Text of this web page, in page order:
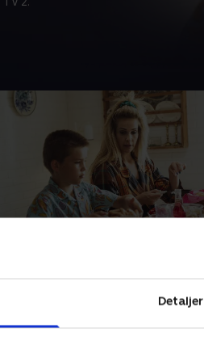
Detaljer
en tid med høje skulderpuder,
'Dirty Dancing'.